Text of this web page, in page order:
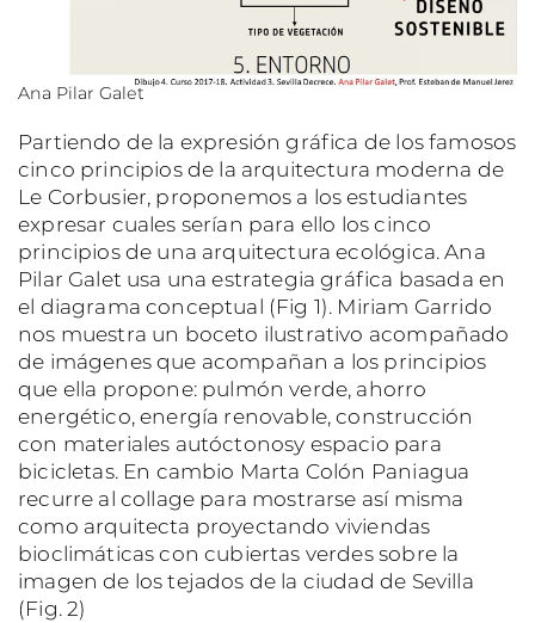
Ana Pilar Galet
Partiendo de la expresión gráfica de los famosos
cinco principios de la arquitectura moderna de
Le Corbusier, proponemos a los estudiantes
expresar cuales serían para ello los cinco
principios de una arquitectura ecológica. Ana
Pilar Galet usa una estrategia gráfica basada en
el diagrama conceptual (Fig 1). Miriam Garrido
nos muestra un boceto ilustrativo acompañado
de imágenes que acompañan a los principios
que ella propone: pulmón verde, ahorro
energético, energía renovable, construcción
con materiales autóctonosy espacio para
bicicletas. En cambio Marta Colón Paniagua
recurre al collage para mostrarse así misma
como arquitecta proyectando viviendas
bioclimáticas con cubiertas verdes sobre la
imagen de los tejados de la ciudad de Sevilla
(Fig. 2)